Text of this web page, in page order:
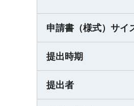
申請書（様式）サイ
提出時期
提出者